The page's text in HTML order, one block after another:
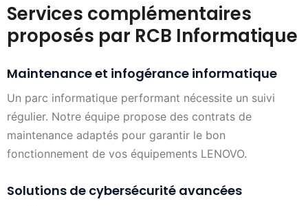
Services complémentaires
proposés par RCB Informatique
Maintenance et infogérance informatique
Un parc informatique performant nécessite un suivi
régulier. Notre équipe propose des contrats de
maintenance adaptés pour garantir le bon
fonctionnement de vos équipements LENOVO.
Solutions de cybersécurité avancées